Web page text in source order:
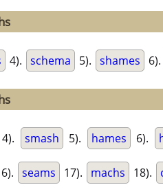
4). schema 5). shames 6).
4). smash 5). hames 6).
seams 17). machs 18).